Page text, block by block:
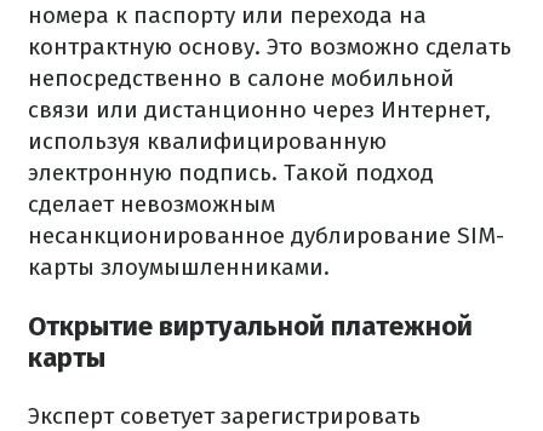
номера к паспорту или перехода на
контрактную основу. Это возможно сделать
непосредственно в салоне мобильной
связи или дистанционно через Интернет,
используя квалифицированную
электронную подпись. Такой подход
сделает невозможным
несанкционированное дублирование SIM-
карты злоумышленниками.
Открытие виртуальной платежной
карты
Эксперт советует зарегистрировать